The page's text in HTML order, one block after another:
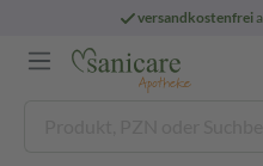
versandkostenfrei